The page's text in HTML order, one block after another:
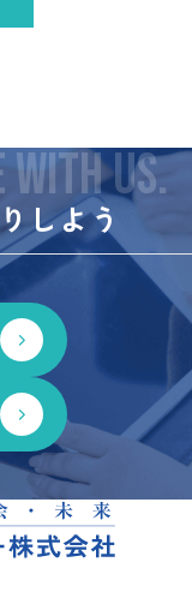
WITH US.
しよう